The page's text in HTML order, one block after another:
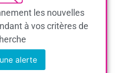
les nouvelles
à vos critères de
alerte